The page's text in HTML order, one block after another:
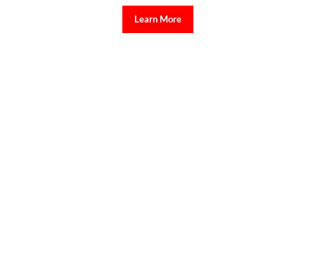
Learn More